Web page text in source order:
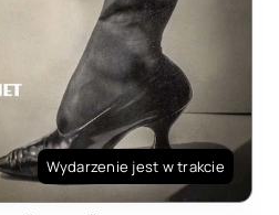
Wydarzenie jest w trakcie